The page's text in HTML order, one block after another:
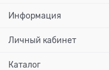
Информация
Личный кабинет
Каталог